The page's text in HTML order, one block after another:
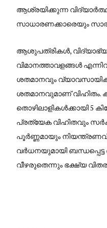
ആശ്രയിക്കുന്ന
സാധാരണക്കാരെയും
ആശുപത്രികൾ,
വിമാനത്താവളങ്ങൾ
ശതമാനവും
ശതമാനവുമാണ്
തൊഴിലാളികൾക്കായി 5
പ്രത്യേക വിഹിതവും
പൂർണ്ണമായും
വർധനയുമായി
വീഴരുതെന്നും ഭക്ഷ്യ